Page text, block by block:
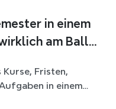
in einem
am Ball
Kurse, Fristen,
in einem